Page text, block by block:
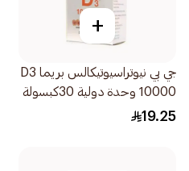
+
جي بي نيوتراسيوتيكالس بريما D3
10000 وحدة دولية 30كبسولة
19.25